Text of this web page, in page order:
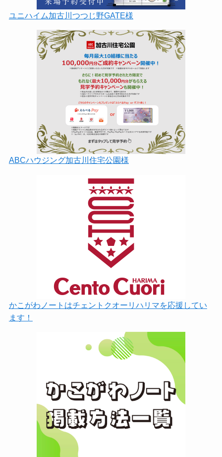
ユニハイム加古川つつじ野GATE様
ABCハウジング加古川住宅公園様
かこがわノートはチェントクオーリハリマを応援してい
ます！